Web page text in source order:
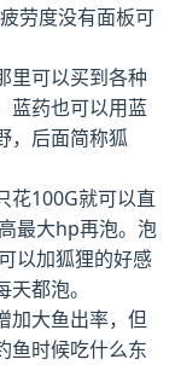
劳度没有面板可
里可以买到各种
蓝药也可以用蓝
，后面简称狐
花100G就可以直
最大hp再泡。泡
以加狐狸的好感
都泡。
加大鱼出率，但
鱼时候吃什么东